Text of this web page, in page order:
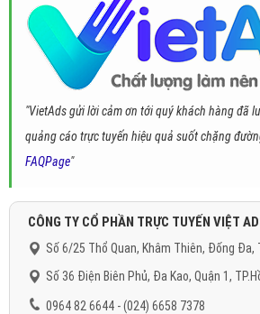
"VietAds gửi lời cảm ơn tới quý khách hàng đã
quảng cáo trực tuyến hiệu quả suốt chặng
FAQPage"
CÔNG TY CỔ PHẦN TRỰC TUYẾN VIỆT
Số 6/25 Thổ Quan, Khâm Thiên, Đống Đa,
Số 36 Điện Biên Phủ, Đa Kao, Quận 1,
0964 82 6644 - (024) 6658 7378